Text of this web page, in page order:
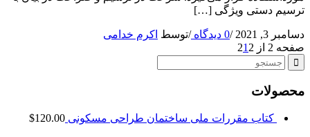
ترسیم دستی ویژگی […]
دسامبر 3, 2021 /0 دیدگاه /توسط اکرم خدامی
صفحه 2 از 2
1 2
محصولات
کتاب مقررات ملی ساختمان طراحی مسکونی $120.00